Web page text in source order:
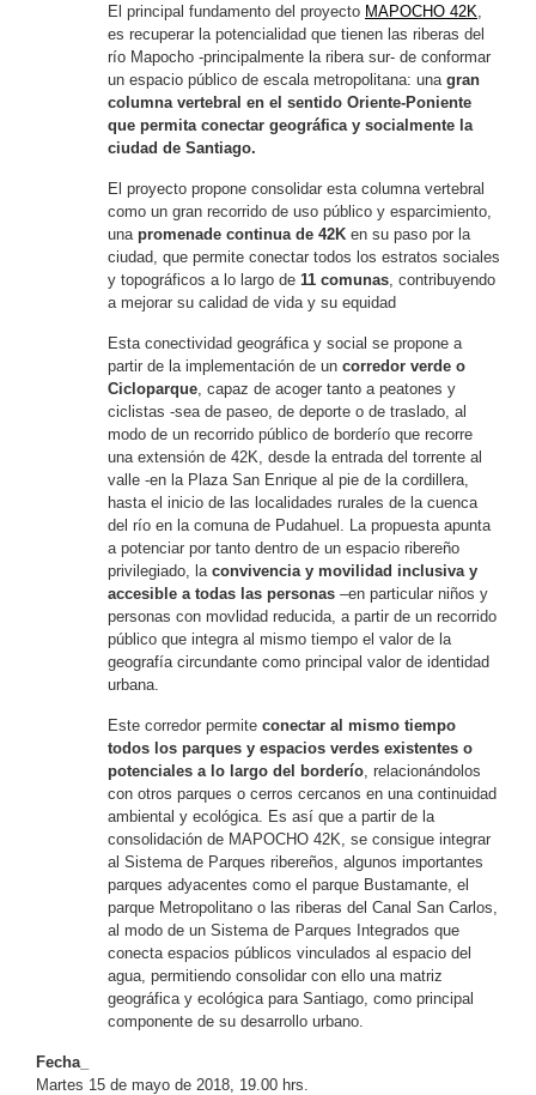
El principal fundamento del proyecto MAPOCHO 42K
es recuperar la potencialidad que tienen las riberas del
río Mapocho -principalmente la ribera sur- de conformar
un espacio público de escala metropolitana: una gran
columna vertebral en el sentido Oriente-Poniente
que permita conectar geográfica y socialmente la
ciudad de Santiago.
El proyecto propone consolidar esta columna vertebral
como un gran recorrido de uso público y esparcimiento,
una promenade continua de 42K en su paso por la
ciudad, que permite conectar todos los estratos sociales
y topográficos a lo largo de 11 comunas , contribuyendo
a mejorar su calidad de vida y su equidad
Esta conectividad geográfica y social se propone a
partir de la implementación de un corredor verde o
Cicloparque , capaz de acoger tanto a peatones y
ciclistas -sea de paseo, de deporte o de traslado, al
modo de un recorrido público de borderío que recorre
una extensión de 42K, desde la entrada del torrente al
valle -en la Plaza San Enrique al pie de la cordillera,
hasta el inicio de las localidades rurales de la cuenca
del río en la comuna de Pudahuel. La propuesta apunta
a potenciar por tanto dentro de un espacio ribereño
privilegiado, la convivencia y movilidad inclusiva y
accesible a todas las personas –en particular niños y
personas con movlidad reducida, a partir de un recorrido
público que integra al mismo tiempo el valor de la
geografía circundante como principal valor de identidad
urbana.
​​Este corredor permite conectar al mismo tiempo
todos los parques y espacios verdes existentes o
potenciales a lo largo del borderío , relacionándolos
con otros parques o cerros cercanos en una continuidad
ambiental y ecológica. Es así que a partir de la
consolidación de MAPOCHO 42K, se consigue integrar
al Sistema de Parques ribereños, algunos importantes
parques adyacentes como el parque Bustamante, el
parque Metropolitano o las riberas del Canal San Carlos,
al modo de un Sistema de Parques Integrados que
conecta espacios públicos vinculados al espacio del
agua, permitiendo consolidar con ello una matriz
geográfica y ecológica para Santiago, como principal
componente de su desarrollo urbano.
Fecha_
Martes 15 de mayo de 2018, 19.00 hrs.